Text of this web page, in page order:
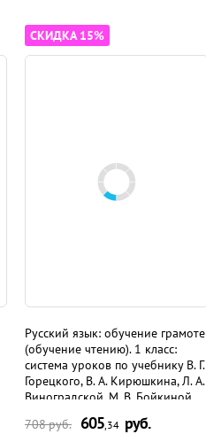
СКИДКА 15%
Русский язык: обучение грамоте
(обучение чтению). 1 класс:
система уроков по учебнику В. Г.
Горецкого, В. А. Кирюшкина, Л. А.
Виноградской, М. В. Бойкиной.
708руб. 605,34руб.